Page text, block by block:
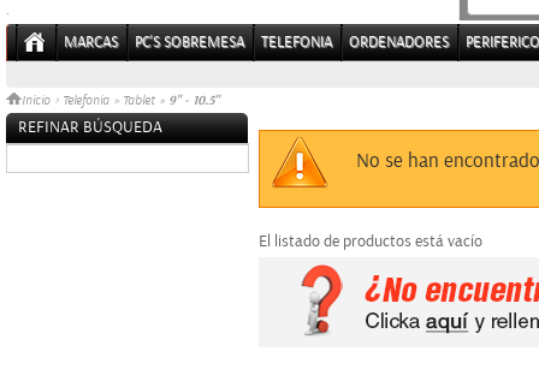
.
MARCAS PC'S SOBREMESA TELEFONIA ORDENADORES
Inicio > Telefonia » Tablet » 9" - 10.5"
REFINAR BÚSQUEDA
No se han
El listado de productos está vacío